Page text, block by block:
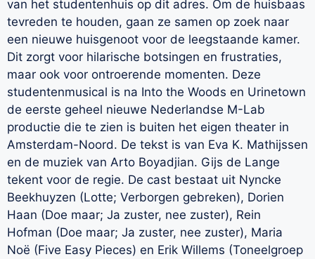
van het studentenhuis op dit adres. Om de huisbaas
tevreden te houden, gaan ze samen op zoek naar
een nieuwe huisgenoot voor de leegstaande kamer.
Dit zorgt voor hilarische botsingen en frustraties,
maar ook voor ontroerende momenten. Deze
studentenmusical is na Into the Woods en Urinetown
de eerste geheel nieuwe Nederlandse M-Lab
productie die te zien is buiten het eigen theater in
Amsterdam-Noord. De tekst is van Eva K. Mathijssen
en de muziek van Arto Boyadjian. Gijs de Lange
tekent voor de regie. De cast bestaat uit Nyncke
Beekhuyzen (Lotte; Verborgen gebreken), Dorien
Haan (Doe maar; Ja zuster, nee zuster), Rein
Hofman (Doe maar; Ja zuster, nee zuster), Maria
Noë (Five Easy Pieces) en Erik Willems (Toneelgroep